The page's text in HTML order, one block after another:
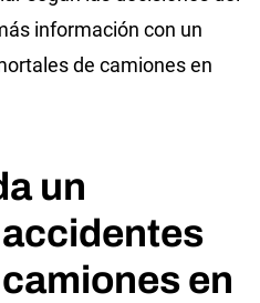
información con un
de camiones en
un
en